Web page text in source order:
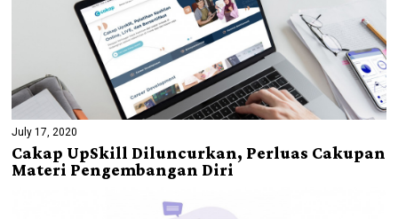
July 17, 2020
Cakap UpSkill Diluncurkan, Perluas Cakupan
Materi Pengembangan Diri